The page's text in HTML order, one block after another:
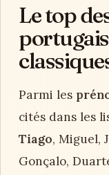
Le top
Parmi les
cités dans les
Tiago, Miguel,
Gonçalo,